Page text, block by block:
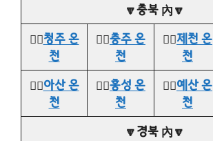
🔽충북 內🔽
👉🏻청주 온
천
👉🏻충주 온
천
👉🏻제천 온
천
👉🏻아산 온
천
👉🏻홍성 온
천
👉🏻예산 온
천
🔽경북 內🔽